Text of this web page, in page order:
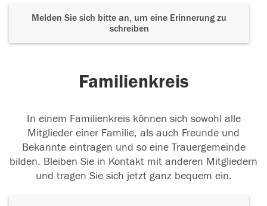
Melden Sie sich bitte an, um eine Erinnerung zu
schreiben
Familienkreis
In einem Familienkreis können sich sowohl alle
Mitglieder einer Familie, als auch Freunde und
Bekannte eintragen und so eine Trauergemeinde
bilden. Bleiben Sie in Kontakt mit anderen Mitgliedern
und tragen Sie sich jetzt ganz bequem ein.